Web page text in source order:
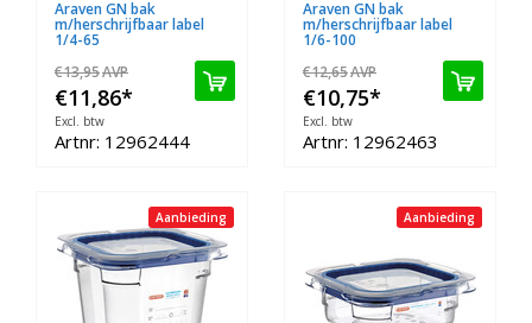
Araven GN bak
m/herschrijfbaar label
1/4-65
€13,95AVP
€11,86*
Excl. btw
Artnr: 12962444
Araven GN bak
m/herschrijfbaar label
1/6-100
€12,65AVP
€10,75*
Excl. btw
Artnr: 12962463
Aanbieding Aanbieding